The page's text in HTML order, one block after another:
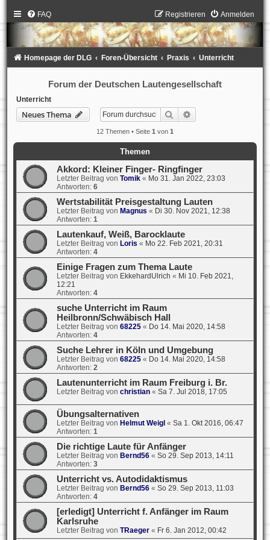
FAQ Anmelden
Registrieren
Homepage der DLG Foren-Übersicht Praxis Unterricht
Forum der Deutschen Lautengesellschaft
Unterricht
Neues Thema Suche
12 Themen • Seite 1 von 1
Themen
Akkord: Kleiner Finger- Ringfinger
Letzter Beitrag von Tomik« Mo 31. Jan 2022, 23:03
Antworten: 6
Wertstabilität Preisgestaltung Lauten
Letzter Beitrag von Magnus « Di 30. Nov 2021, 12:38
Antworten: 1
Lautenkauf, Weiß, Barocklaute
Letzter Beitrag von Loris « Mo 22. Feb 2021, 20:31
Antworten: 4
Einige Fragen zum Thema Laute
Letzter Beitrag von EkkehardUlrich « Mi 10. Feb 2021,
12:21
Antworten: 4
suche Unterricht im Raum
Heilbronn/Schwäbisch Hall
Letzter Beitrag von 68225« Do 14. Mai 2020, 14:58
Antworten: 4
Suche Lehrer in Köln und Umgebung
Letzter Beitrag von 68225« Do 14. Mai 2020, 14:58
Antworten: 2
Lautenunterricht im Raum Freiburg i. Br.
Letzter Beitrag von christian« Sa 7. Jul 2018, 17:05
Übungsalternativen
Letzter Beitrag von Helmut Weigl « Sa 1. Okt 2016, 06:47
Antworten: 1
Die richtige Laute für Anfänger
Letzter Beitrag von Bernd56« So 29. Sep 2013, 14:11
Antworten: 3
Unterricht vs. Autodidaktismus
Letzter Beitrag von Bernd56« So 29. Sep 2013, 11:03
Antworten: 4
[erledigt] Unterricht f. Anfänger im Raum
Karlsruhe
Letzter Beitrag von TRaeger« Fr 6. Jan 2012, 00:42